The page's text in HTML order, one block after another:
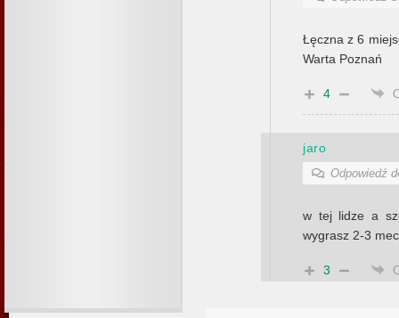
Łęczna z 6
Warta Poznań
4
jaro
Odpowiedź
w tej lidze a
wygrasz 2-3
3